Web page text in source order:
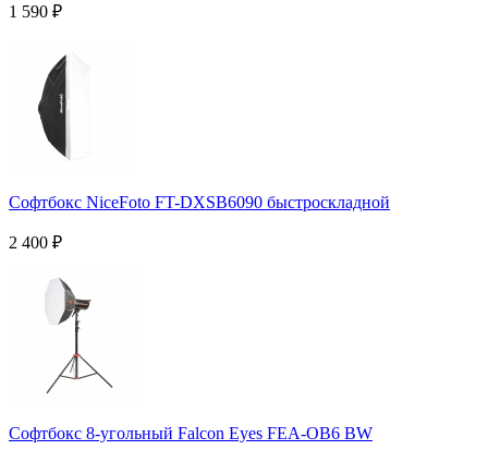
1 590 ₽
Софтбокс NiceFoto FT-DXSB6090 быстроскладной
2 400 ₽
Софтбокс 8-угольный Falcon Eyes FEA-OB6 BW